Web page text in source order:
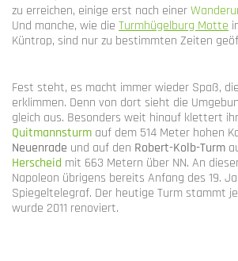
zu erreichen, einige erst nach einer
Und manche, wie die Turmhügelburg Motte
Küntrop, sind nur zu bestimmten Zeiten
Fest steht, es macht immer wieder Spaß, die
erklimmen. Denn von dort sieht die
gleich aus. Besonders weit hinauf klettert
Quitmannsturm auf dem 514 Meter hohen
Neuenrade und auf den Robert-Kolb-Turm
Herscheid mit 663 Metern über NN. An
Napoleon übrigens bereits Anfang des 19.
Spiegeltelegraf. Der heutige Turm stammt
wurde 2011 renoviert.